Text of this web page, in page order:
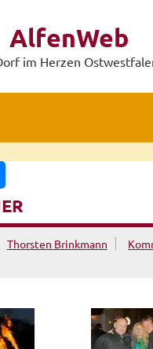
AlfenWeb
im Herzen
Thorsten Brinkmann